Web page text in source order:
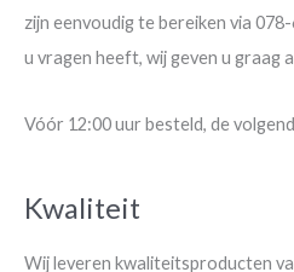
zijn eenvoudig te bereiken via
u vragen heeft, wij geven u graag
Vóór 12:00 uur besteld, de
Kwaliteit
Wij leveren kwaliteitsproducten